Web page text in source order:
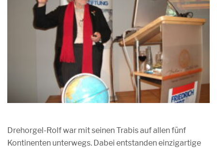
Drehorgel-Rolf war mit seinen Trabis auf allen fünf
Kontinenten unterwegs. Dabei entstanden einzigartige